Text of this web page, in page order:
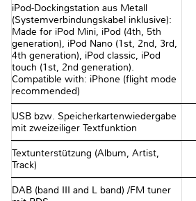
iPod-Dockingstation aus Metall
(Systemverbindungskabel inklusive):
Made for iPod Mini, iPod (4th, 5th
generation), iPod Nano (1st, 2nd, 3rd,
4th generation), iPod classic, iPod
touch (1st, 2nd generation).
Compatible with: iPhone (flight mode
recommended)
USB bzw. Speicherkartenwiedergabe
mit zweizeiliger Textfunktion
Textunterstützung (Album, Artist,
Track)
DAB (band III and L band) /FM tuner